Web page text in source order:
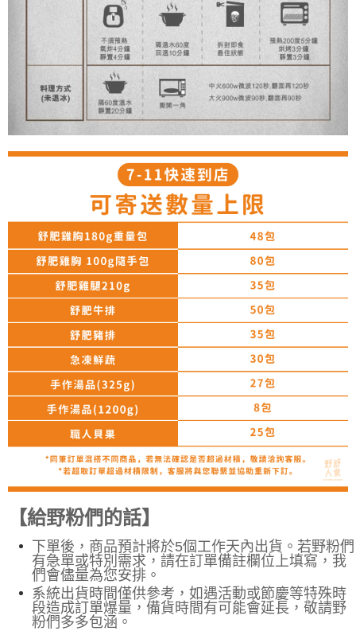
【給野粉們的話】
下單後，商品預計將於5個工作天內出貨。若野粉們
有急單或特別需求，請在訂單備註欄位上填寫，我
們會儘量為您安排 。
系統出貨時間僅供參考，如遇活動或節慶等特殊時
段造成訂單爆量，備貨時間有可能會延長，敬請野
粉們多多包涵。